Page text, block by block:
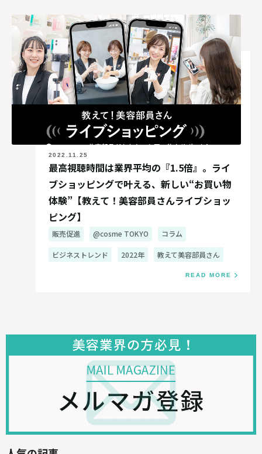
2022.11.25
最高視聴時間は業界平均の『1.5倍』。ライ
ブショッピングで叶える、新しい“お買い物
体験”【教えて！美容部員さんライブショッ
ピング】
販売促進 @cosme TOKYO コラム
ビジネストレンド 2022年 教えて美容部員さん
READ MORE